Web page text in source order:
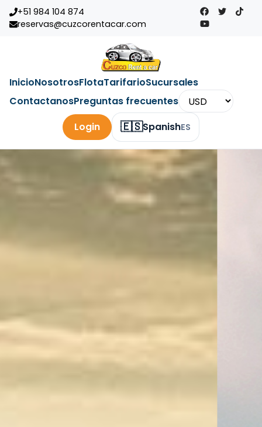
+51 984 104 874
reservas@cuzcorentacar.com
InicioNosotrosFlotaTarifarioSucursales
ContactanosPreguntas frecuentes
🇪🇸SpanishES
Login